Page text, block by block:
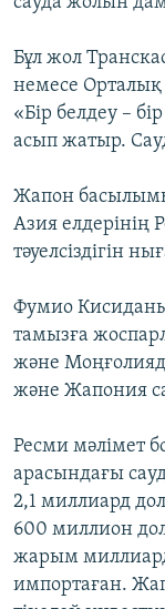
Бұл жол
немесе Орталық
«Бір белдеу –
асып жатыр.
Жапон
Азия елдерінің
тәуелсіздігін
Фумио
тамызға
және
және Жапония
Ресми мәлімет
арасындағы
2,1 миллиард
600 миллион
жарым
импортаған.